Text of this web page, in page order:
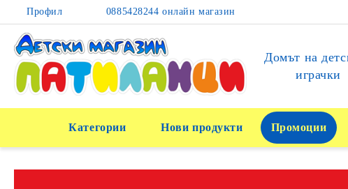
Профил 0885428244 онлайн магазин
Домът на
играчки
Категории Нови продукти Промоции